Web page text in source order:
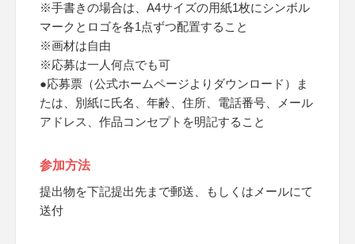
※手書きの場合は、A4サイズの用紙1枚にシンボル
マークとロゴを各1点ずつ配置すること
※画材は自由
※応募は一人何点でも可
●応募票（公式ホームページよりダウンロード）ま
たは、別紙に氏名、年齢、住所、電話番号、メール
アドレス、作品コンセプトを明記すること
参加方法
提出物を下記提出先まで郵送、もしくはメールにて
送付